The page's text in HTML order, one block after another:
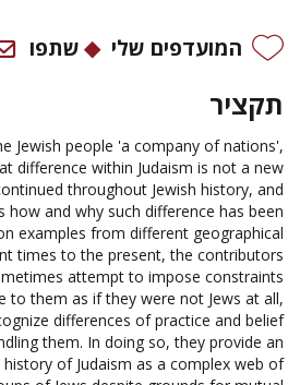
המועדפים שלי שתפו
תקציר
Jewish people 'a company of nations',
difference within Judaism is not a new
throughout Jewish history, and
how and why such difference has been
examples from different geographical
times to the present, the contributors
attempt to impose constraints
to them as if they were not Jews at all,
differences of practice and belief
them. In doing so, they provide an
of Judaism as a complex web of